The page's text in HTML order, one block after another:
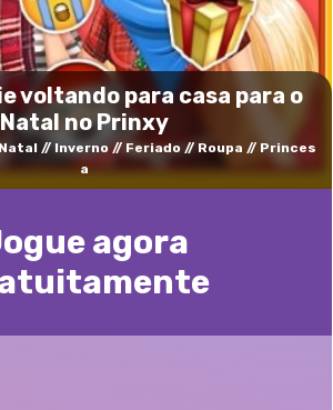
voltando para casa para o
Natal no Prinxy
Natal Inverno Feriado Roupa
Princes
a
agora